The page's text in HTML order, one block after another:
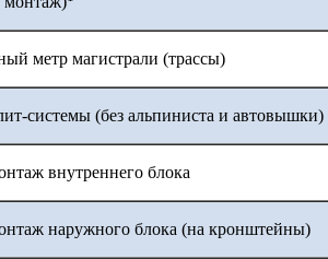
метр магистрали (трассы)
системы (без альпиниста и автовышки)
внутреннего блока
наружного блока (на кронштейны)